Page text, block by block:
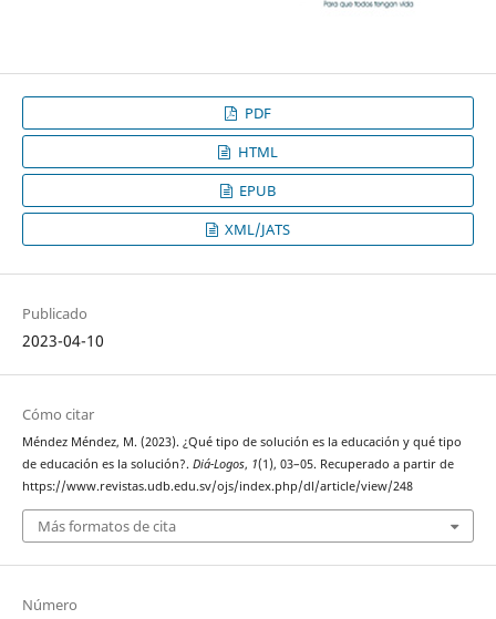
PDF
HTML
EPUB
XML/JATS
Publicado
2023-04-10
Cómo citar
Méndez Méndez, M. (2023). ¿Qué tipo de solución es la educación y qué tipo
de educación es la solución?. Diá-Logos, 1(1), 03–05. Recuperado a partir de
https://www.revistas.udb.edu.sv/ojs/index.php/dl/article/view/248
Más formatos de cita
Número